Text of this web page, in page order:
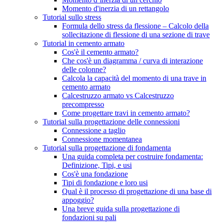
Momento d'inerzia di un rettangolo
Tutorial sullo stress
Formula dello stress da flessione – Calcolo della
sollecitazione di flessione di una sezione di trave
Tutorial in cemento armato
Cos'è il cemento armato?
Che cos'è un diagramma / curva di interazione
delle colonne?
Calcola la capacità del momento di una trave in
cemento armato
Calcestruzzo armato vs Calcestruzzo
precompresso
Come progettare travi in ​​cemento armato?
Tutorial sulla progettazione delle connessioni
Connessione a taglio
Connessione momentanea
Tutorial sulla progettazione di fondamenta
Una guida completa per costruire fondamenta:
Definizione, Tipi, e usi
Cos'è una fondazione
Tipi di fondazione e loro usi
Qual è il processo di progettazione di una base di
appoggio?
Una breve guida sulla progettazione di
fondazioni su pali